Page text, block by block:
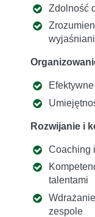
Zdolność
Rozwijanie i
Coaching
talentami
zespole